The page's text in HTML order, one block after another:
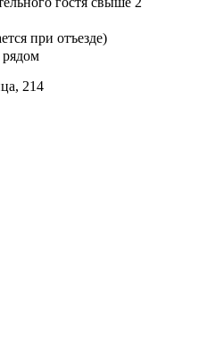
при отъезде)
рядом
214